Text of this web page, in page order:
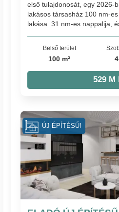
első tulajdonosát, egy 2026-
lakásos társasház 100 nm-
lakása. 31 nm-es nappalija,
Belső terület
100 m² 4
529 M
ÚJ ÉPÍTÉSŰ!